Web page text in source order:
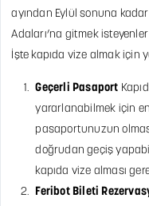
ayından Eylül sonuna
Adaları’na gitmek
İşte kapıda vize almak için
Geçerli Pasaport
yararlanabilmek için
pasaportunuzun
doğrudan geçiş
kapıda vize alması
Feribot Bileti